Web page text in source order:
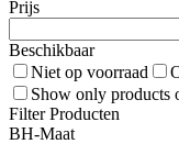
Prijs
Beschikbaar
Niet op voorraad
Show only products
Filter Producten
BH-Maat